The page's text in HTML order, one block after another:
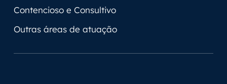
Contencioso e Consultivo
Outras áreas de atuação